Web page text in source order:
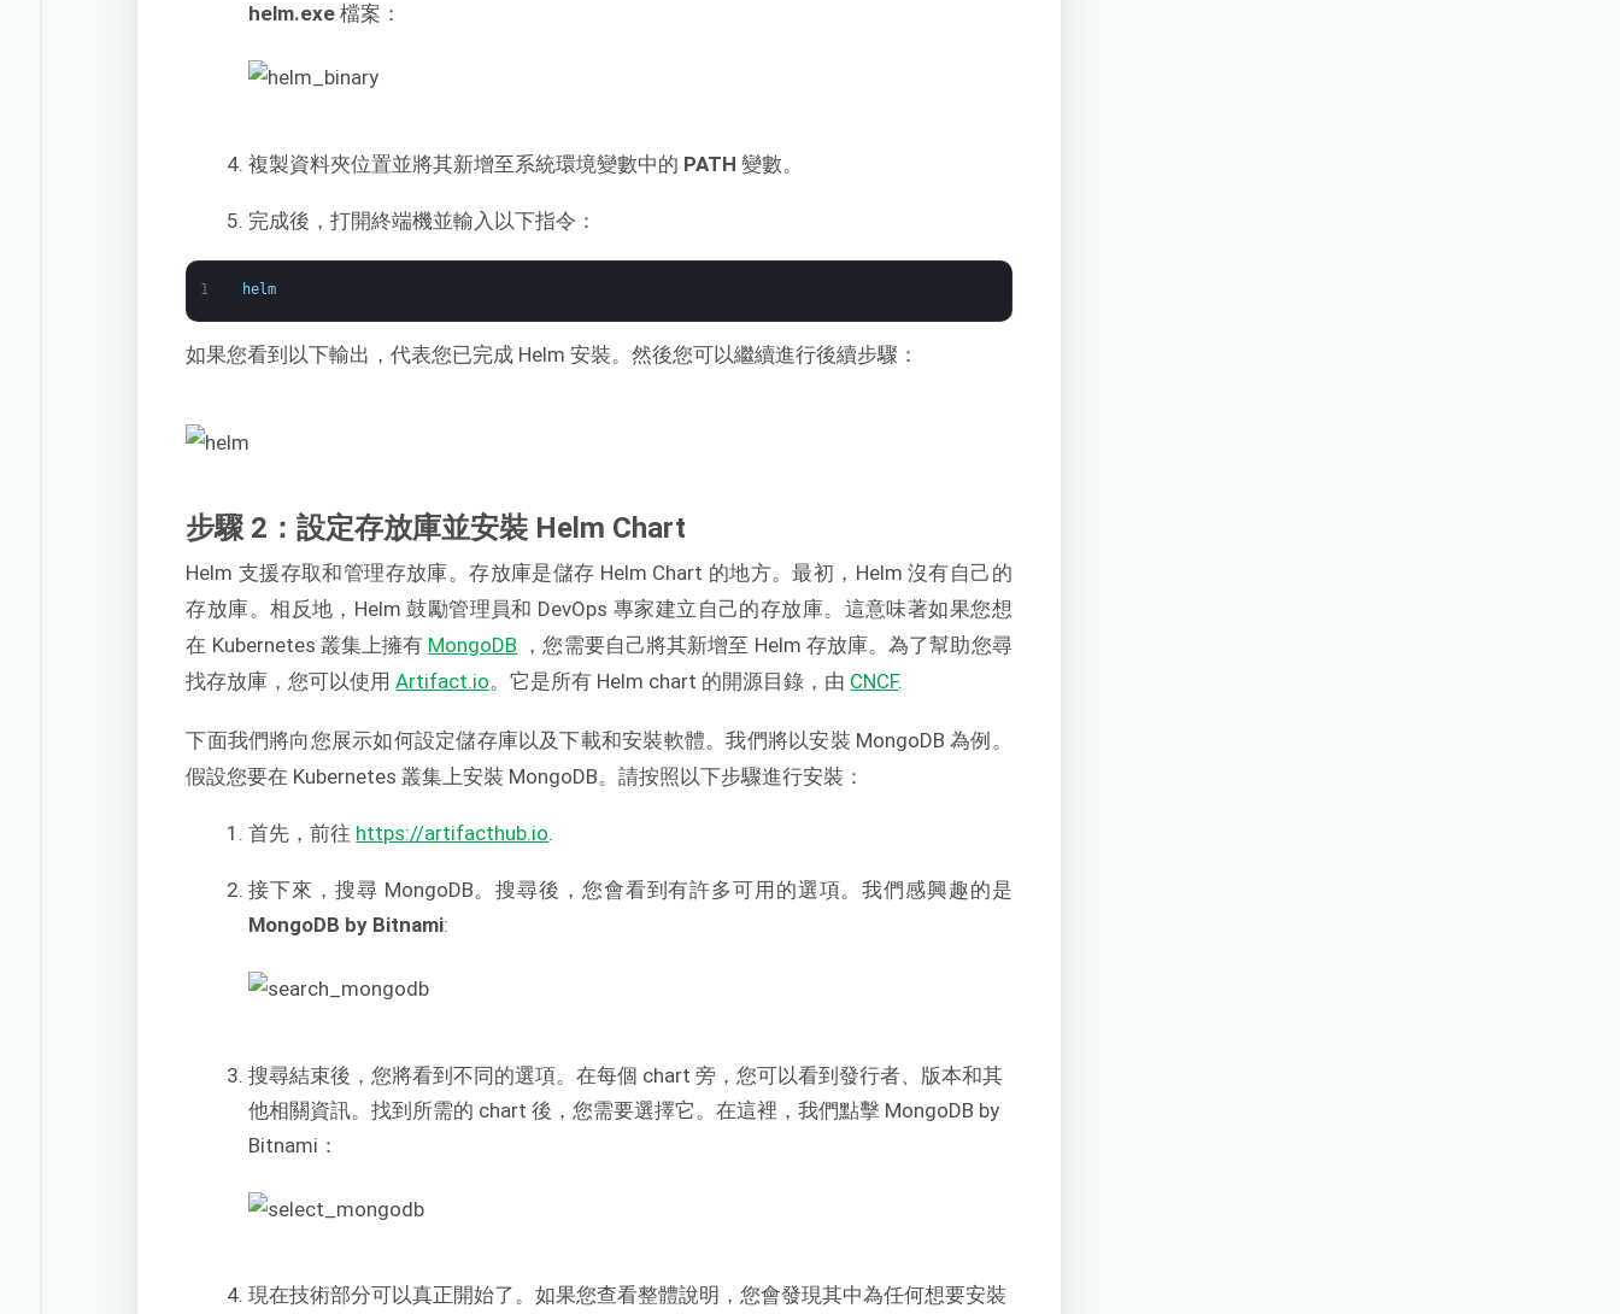
helm.exe 檔案：
複製資料夾位置並將其新增至系統環境變數中的 PATH 變數。
完成後，打開終端機並輸入以下指令：
1 helm
如果您看到以下輸出，代表您已完成 Helm 安裝。然後您可以繼續進行後續步驟：
步驟 2：設定存放庫並安裝 Helm Chart
Helm 支援存取和管理存放庫。存放庫是儲存 Helm Chart 的地方。最初，Helm 沒有自己的
存放庫。相反地，Helm 鼓勵管理員和 DevOps 專家建立自己的存放庫。這意味著如果您想
在 Kubernetes 叢集上擁有 MongoDB ，您需要自己將其新增至 Helm 存放庫。為了幫助您尋
找存放庫，您可以使用Artifact.io。它是所有 Helm chart 的開源目錄，由 CNCF.
下面我們將向您展示如何設定儲存庫以及下載和安裝軟體。我們將以安裝 MongoDB 為例。
假設您要在 Kubernetes 叢集上安裝 MongoDB。請按照以下步驟進行安裝：
首先，前往 https://artifacthub.io.
接下來，搜尋 MongoDB。搜尋後，您會看到有許多可用的選項。我們感興趣的是
MongoDB by Bitnami:
搜尋結束後，您將看到不同的選項。在每個 chart 旁，您可以看到發行者、版本和其
他相關資訊。找到所需的 chart 後，您需要選擇它。在這裡，我們點擊 MongoDB by
Bitnami：
現在技術部分可以真正開始了。如果您查看整體說明，您會發現其中為任何想要安裝